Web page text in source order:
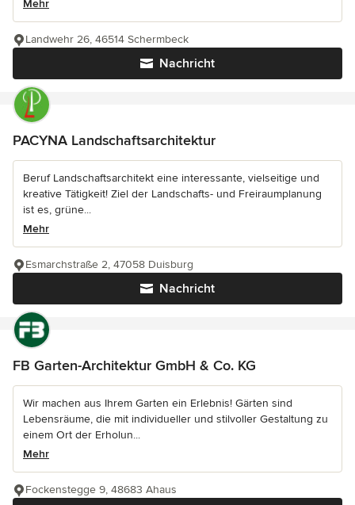
Mehr
Nachricht
Landwehr 26, 46514 Schermbeck
PACYNA Landschaftsarchitektur
Beruf Landschaftsarchitekt eine interessante, vielseitige und
kreative Tätigkeit! Ziel der Landschafts- und Freiraumplanung
ist es, grüne...
Mehr
Nachricht
Esmarchstraße 2, 47058 Duisburg
FB Garten-Architektur GmbH & Co. KG
Wir machen aus Ihrem Garten ein Erlebnis! Gärten sind
Lebensräume, die mit individueller und stilvoller Gestaltung zu
einem Ort der Erholun...
Mehr
Fockenstegge 9, 48683 Ahaus